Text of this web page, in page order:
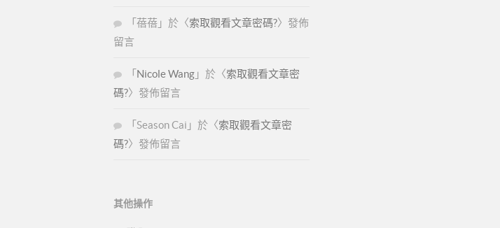
「 蓓蓓 」於〈索取觀看文章密碼?〉發佈
留言
「 Nicole Wang 」於〈索取觀看文章密
碼?〉發佈留言
「 Season Cai 」於〈索取觀看文章密
碼?〉發佈留言
其他操作